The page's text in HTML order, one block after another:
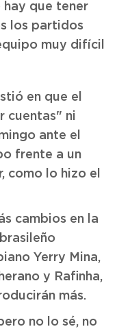
que tener
los partidos
muy difícil
en que el
cuentas" ni
ante el
frente a un
como lo hizo el
cambios en la
Yerry Mina,
y Rafinha,
más.
no lo sé, no